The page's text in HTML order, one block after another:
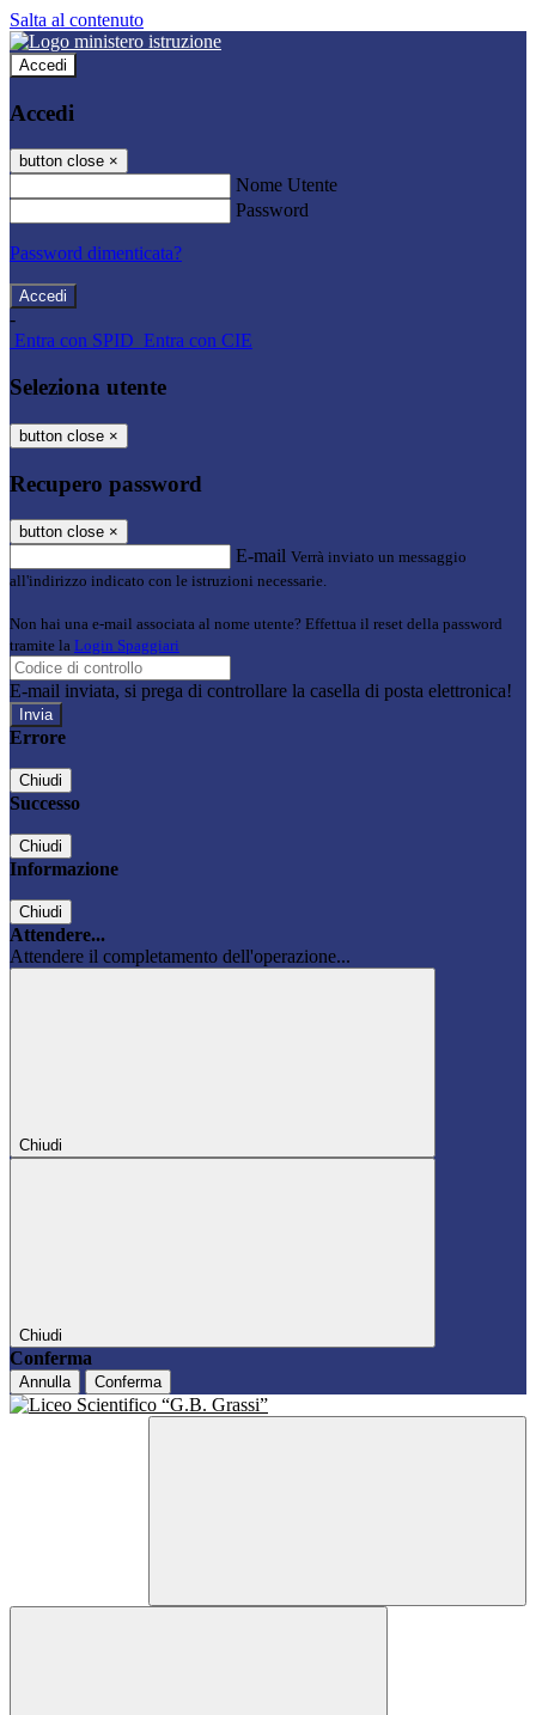
Salta al contenuto
Accedi
Accedi
button close ×
Nome Utente
Password
Password dimenticata?
-
Entra con SPID Entra con CIE
Seleziona utente
button close ×
Recupero password
button close ×
E-mail Verrà inviato un messaggio
all'indirizzo indicato con le istruzioni necessarie.
Non hai una e-mail associata al nome utente? Effettua il reset della password
tramite la Login Spaggiari
E-mail inviata, si prega di controllare la casella di posta elettronica!
Errore
Chiudi
Successo
Chiudi
Informazione
Chiudi
Attendere...
Attendere il completamento dell'operazione...
Chiudi
Chiudi
Conferma
Annulla Conferma